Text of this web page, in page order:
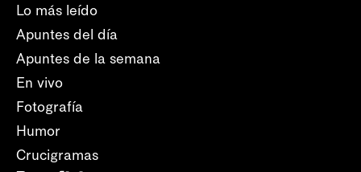
Lo más leído
Apuntes del día
Apuntes de la semana
En vivo
Fotografía
Humor
Crucigramas